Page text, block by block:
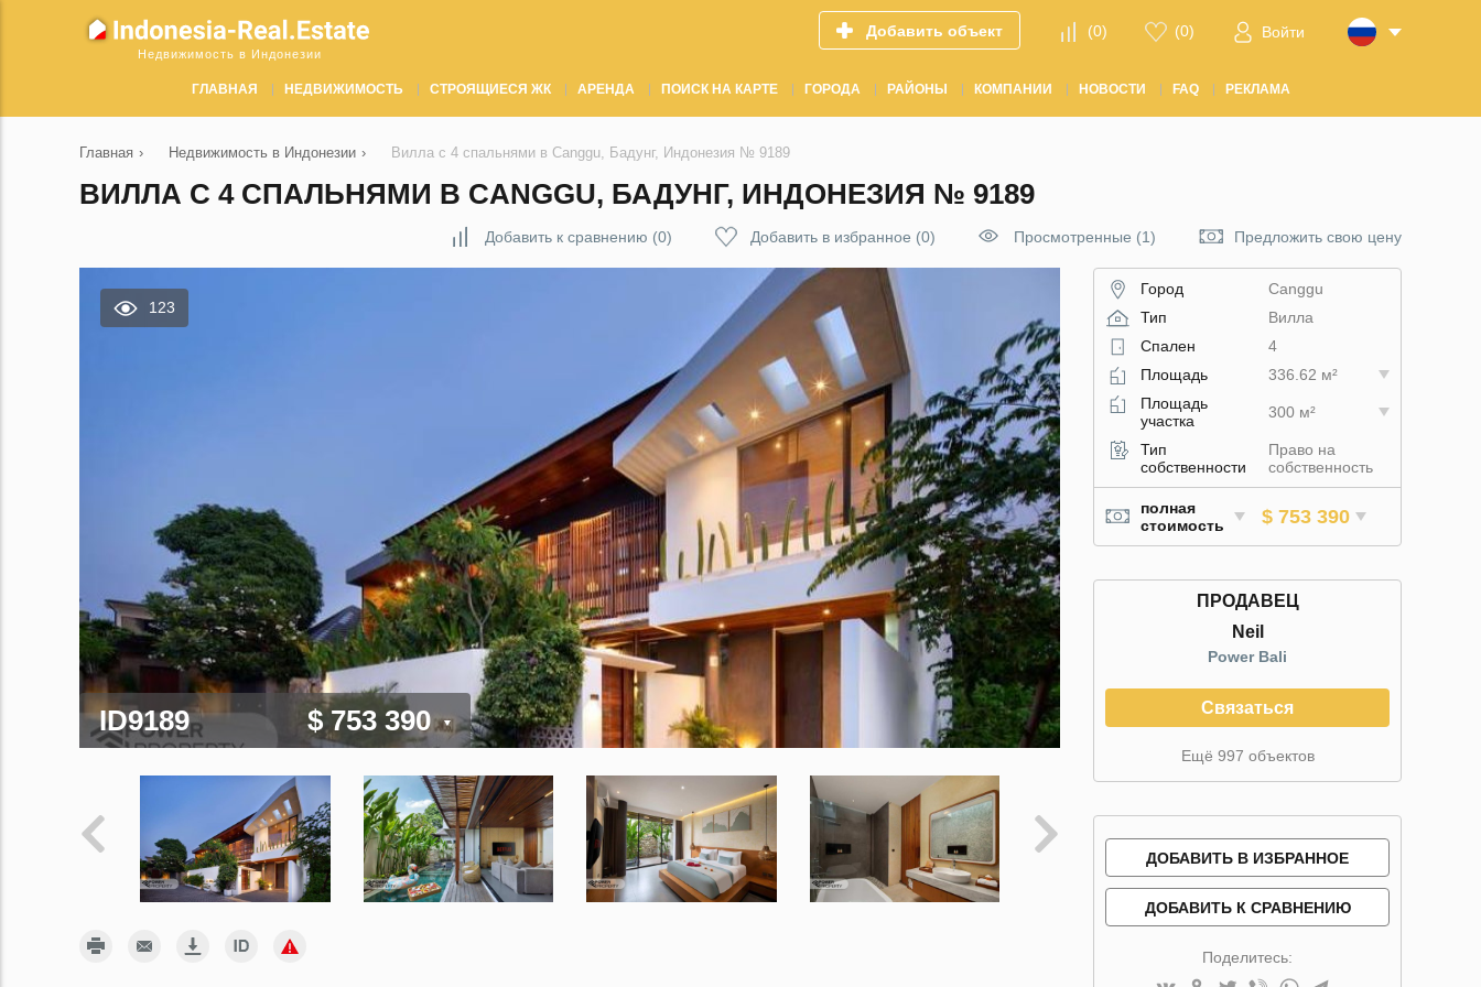
Недвижимость в Индонезии
Добавить объект (0) (0) Войти
ГЛАВНАЯ НЕДВИЖИМОСТЬ СТРОЯЩИЕСЯ ЖК АРЕНДА ПОИСК НА КАРТЕ ГОРОДА РАЙОНЫ КОМПАНИИ НОВОСТИ FAQ РЕКЛАМА
Главная › Недвижимость в Индонезии › Вилла с 4 спальнями в Canggu, Бадунг, Индонезия № 9189
ВИЛЛА С 4 СПАЛЬНЯМИ В CANGGU, БАДУНГ, ИНДОНЕЗИЯ № 9189
Добавить к сравнению (0) Добавить в избранное (0) Просмотренные (1) Предложить свою цену
123
ID9189 $ 753 390
Город
Canggu
Тип
Вилла
Спален
4
Площадь
336.62 м²
Площадь
участка
300 м²
Тип
собственности
Право на
собственность
полная
стоимость
$ 753 390
ПРОДАВЕЦ
Neil
Power Bali
Связаться
Ещё 997 объектов
ДОБАВИТЬ В ИЗБРАННОЕ
ДОБАВИТЬ К СРАВНЕНИЮ
Поделитесь: